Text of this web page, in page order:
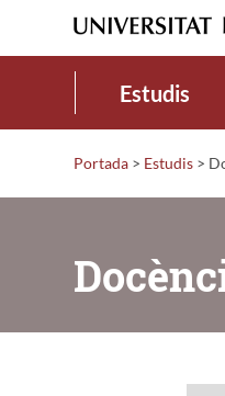
Estudis
Portada > Estudis >